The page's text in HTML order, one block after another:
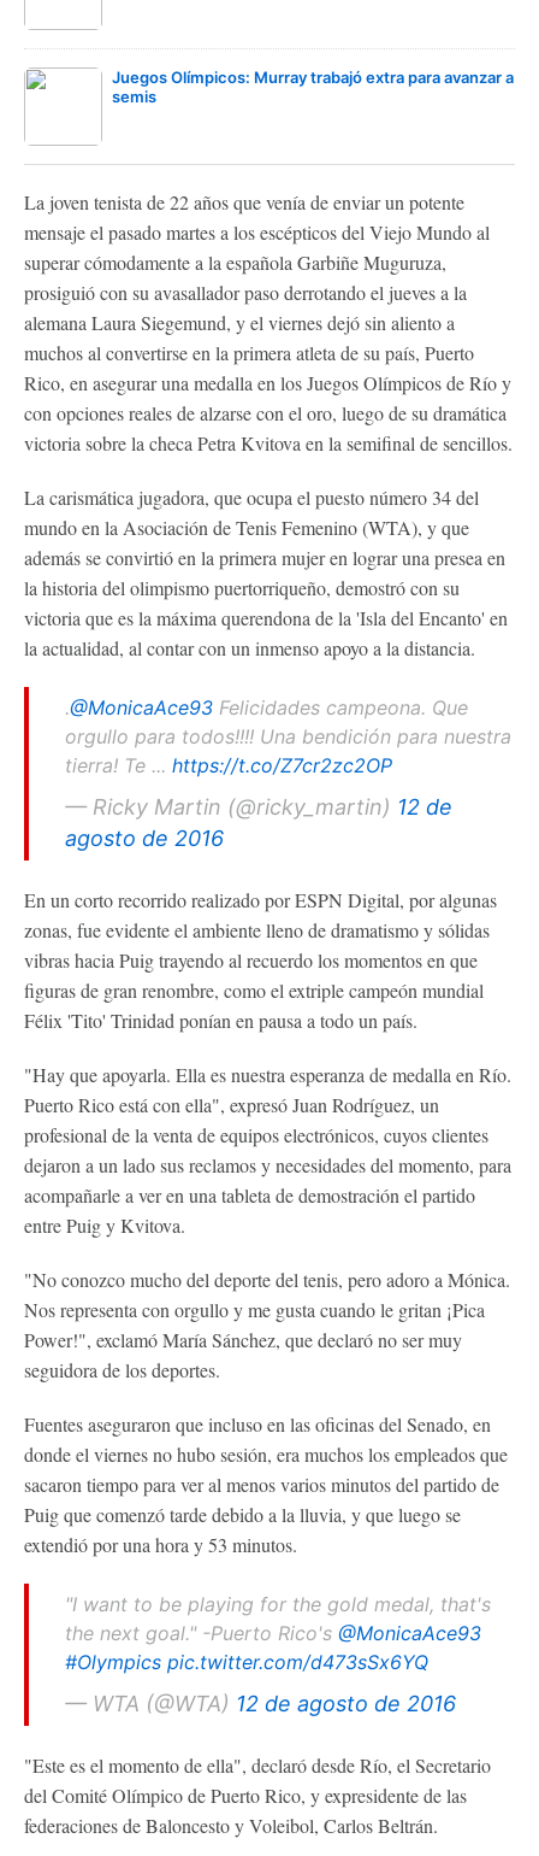
Juegos Olímpicos: Murray trabajó extra para avanzar a
semis
La joven tenista de 22 años que venía de enviar un potente
mensaje el pasado martes a los escépticos del Viejo Mundo al
superar cómodamente a la española Garbiñe Muguruza,
prosiguió con su avasallador paso derrotando el jueves a la
alemana Laura Siegemund, y el viernes dejó sin aliento a
muchos al convertirse en la primera atleta de su país, Puerto
Rico, en asegurar una medalla en los Juegos Olímpicos de Río y
con opciones reales de alzarse con el oro, luego de su dramática
victoria sobre la checa Petra Kvitova en la semifinal de sencillos.
La carismática jugadora, que ocupa el puesto número 34 del
mundo en la Asociación de Tenis Femenino (WTA), y que
además se convirtió en la primera mujer en lograr una presea en
la historia del olimpismo puertorriqueño, demostró con su
victoria que es la máxima querendona de la 'Isla del Encanto' en
la actualidad, al contar con un inmenso apoyo a la distancia.
.@MonicaAce93 Felicidades campeona. Que
orgullo para todos!!!! Una bendición para nuestra
tierra! Te ... https://t.co/Z7cr2zc2OP
— Ricky Martin (@ricky_martin) 12 de
agosto de 2016
En un corto recorrido realizado por ESPN Digital, por algunas
zonas, fue evidente el ambiente lleno de dramatismo y sólidas
vibras hacia Puig trayendo al recuerdo los momentos en que
figuras de gran renombre, como el extriple campeón mundial
Félix 'Tito' Trinidad ponían en pausa a todo un país.
"Hay que apoyarla. Ella es nuestra esperanza de medalla en Río.
Puerto Rico está con ella", expresó Juan Rodríguez, un
profesional de la venta de equipos electrónicos, cuyos clientes
dejaron a un lado sus reclamos y necesidades del momento, para
acompañarle a ver en una tableta de demostración el partido
entre Puig y Kvitova.
"No conozco mucho del deporte del tenis, pero adoro a Mónica.
Nos representa con orgullo y me gusta cuando le gritan ¡Pica
Power!", exclamó María Sánchez, que declaró no ser muy
seguidora de los deportes.
Fuentes aseguraron que incluso en las oficinas del Senado, en
donde el viernes no hubo sesión, era muchos los empleados que
sacaron tiempo para ver al menos varios minutos del partido de
Puig que comenzó tarde debido a la lluvia, y que luego se
extendió por una hora y 53 minutos.
"I want to be playing for the gold medal, that's
the next goal." -Puerto Rico's @MonicaAce93
#Olympics pic.twitter.com/d473sSx6YQ
— WTA (@WTA) 12 de agosto de 2016
"Este es el momento de ella", declaró desde Río, el Secretario
del Comité Olímpico de Puerto Rico, y expresidente de las
federaciones de Baloncesto y Voleibol, Carlos Beltrán.